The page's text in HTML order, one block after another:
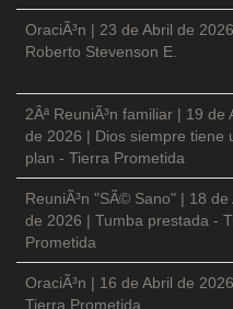
OraciÃ³n | 23 de Abril de
Roberto Stevenson E.
2Âª ReuniÃ³n familiar | 19 de
de 2026 | Dios siempre tiene
plan - Tierra Prometida
ReuniÃ³n "SÃ© Sano" | 18 de
de 2026 | Tumba prestada -
Prometida
OraciÃ³n | 16 de Abril de
Tierra Prometida